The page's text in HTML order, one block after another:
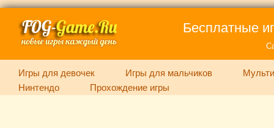
Бесплатные
Игры для девочек Игры для мальчиков
Нинтендо
Прохождение игры